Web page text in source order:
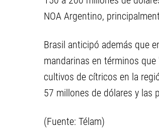
NOA Argentino,
Brasil anticipó además que
mandarinas en términos
cultivos de cítricos en la
57 millones de dólares y las
(Fuente: Télam)